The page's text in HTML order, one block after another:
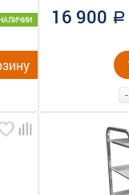
16 900 a
-